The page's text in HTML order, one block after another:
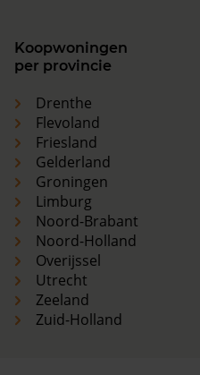
Koopwoningen
per provincie
Drenthe
Flevoland
Friesland
Gelderland
Groningen
Limburg
Noord-Brabant
Noord-Holland
Overijssel
Utrecht
Zeeland
Zuid-Holland